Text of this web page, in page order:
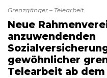
Grenzgänger – Telearbeit
Neue
anzuwendenden
gewöhnlicher
Telearbeit ab dem